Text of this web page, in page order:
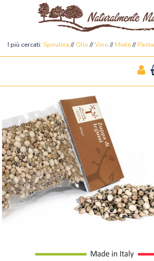
Naturalmente Marylin
I più cercati: Spirulina // Olio //Vino // Miele// Pasta